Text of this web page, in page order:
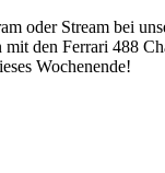
oder Stream bei
mit den Ferrari 488
Wochenende!